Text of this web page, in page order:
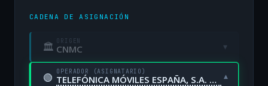
CADENA DE ASIGNACIÓN
🏛 ORIGEN
CNMC ▾
🟢 OPERADOR (ASIGNATARIO)
TELEFÓNICA MÓVILES ESPAÑA, S.A. UNIPERSONAL ▾